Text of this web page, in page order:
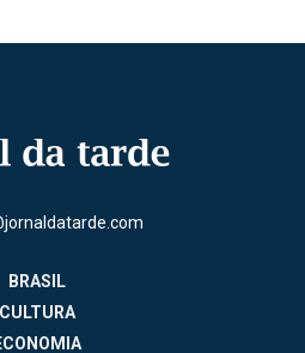
BRASIL
CULTURA